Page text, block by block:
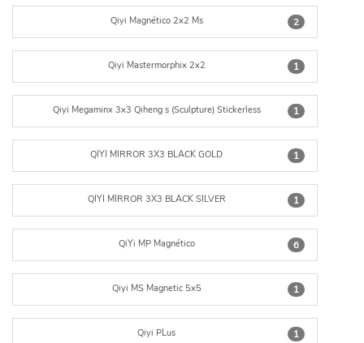
2
Qiyi Magnético 2x2 Ms
1
Qiyi Mastermorphix 2x2
1
Qiyi Megaminx 3x3 Qiheng s (Sculpture) Stickerless
1
QIYI MIRROR 3X3 BLACK GOLD
1
QIYI MIRROR 3X3 BLACK SILVER
6
QiYi MP Magnético
1
Qiyi MS Magnetic 5x5
1
Qiyi PLus